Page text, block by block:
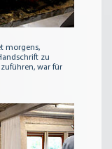
morgens,
zu
war für